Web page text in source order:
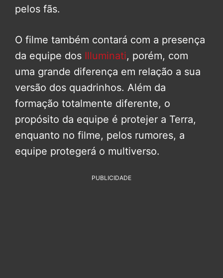
pelos fãs.
O filme também contará com a presença
da equipe dos Illuminati, porém, com
uma grande diferença em relação a sua
versão dos quadrinhos. Além da
formação totalmente diferente, o
propósito da equipe é protejer a Terra,
enquanto no filme, pelos rumores, a
equipe protegerá o multiverso.
PUBLICIDADE